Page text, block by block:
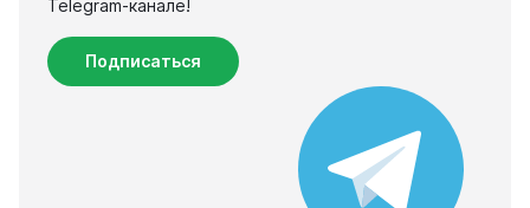
Telegram-канале!
Подписаться